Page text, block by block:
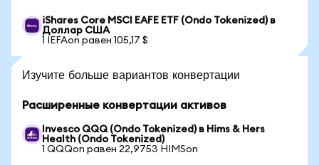
iShares Core MSCI EAFE ETF (Ondo Tokenized) в
Доллар США
1 IEFAon равен 105,17 $
Изучите больше вариантов конвертации
Расширенные конвертации активов
Invesco QQQ (Ondo Tokenized) в Hims & Hers
Health (Ondo Tokenized)
1 QQQon равен 22,9753 HIMSon